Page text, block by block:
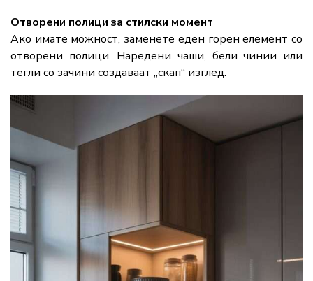
Отворени полици за стилски момент
Ако имате можност, заменете еден горен елемент со
отворени полици. Наредени чаши, бели чинии или
тегли со зачини создаваат „скап“ изглед.